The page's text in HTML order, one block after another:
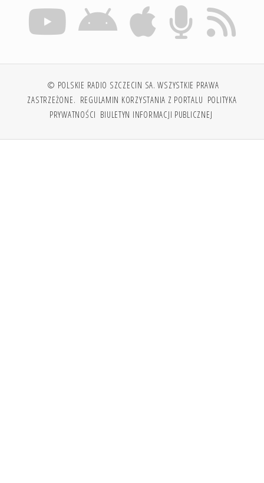
© POLSKIE RADIO SZCZECIN SA. WSZYSTKIE PRAWA
ZASTRZEŻONE. REGULAMIN KORZYSTANIA Z PORTALU POLITYKA
PRYWATNOŚCI BIULETYN INFORMACJI PUBLICZNEJ